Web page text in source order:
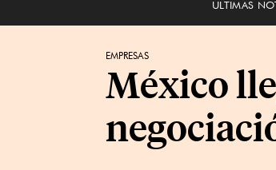
ÚLTIMAS
EMPRESAS
México